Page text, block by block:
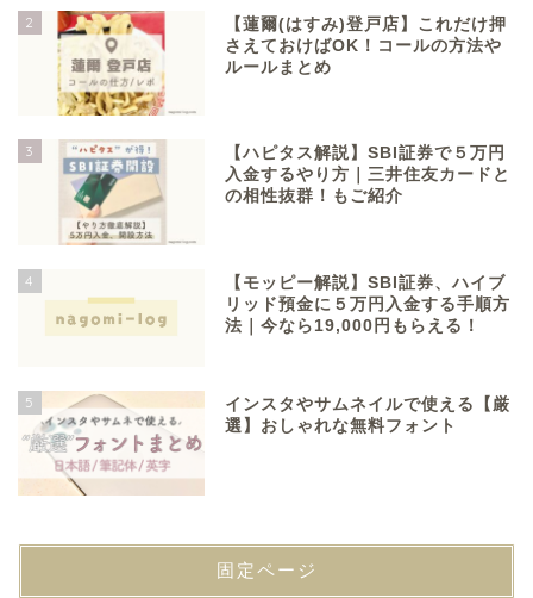
2
【蓮爾(はすみ)登戸店】これだけ押
さえておけばOK！コールの方法や
ルールまとめ
3
【ハピタス解説】SBI証券で５万円
入金するやり方｜三井住友カードと
の相性抜群！もご紹介
4
【モッピー解説】SBI証券、ハイブ
リッド預金に５万円入金する手順方
法｜今なら19,000円もらえる！
5
インスタやサムネイルで使える【厳
選】おしゃれな無料フォント
固定ページ